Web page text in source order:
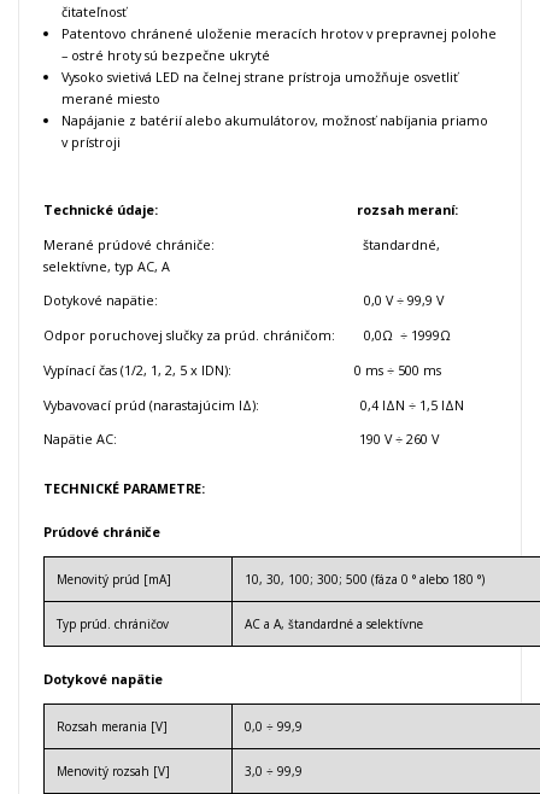
čitateľnosť
Patentovo chránené uloženie meracích hrotov v prepravnej polohe
– ostré hroty sú bezpečne ukryté
Vysoko svietivá LED na čelnej strane prístroja umožňuje osvetliť
merané miesto
Napájanie z batérií alebo akumulátorov, možnosť nabíjania priamo
v prístroji
Technické údaje: rozsah meraní:
Merané prúdové chrániče: štandardné,
selektívne, typ AC, A
Dotykové napätie: 0,0 V ÷ 99,9 V
Odpor poruchovej slučky za prúd. chráničom: 0,0Ω ÷ 1999Ω
Vypínací čas (1/2, 1, 2, 5 x IDN): 0 ms ÷ 500 ms
Vybavovací prúd (narastajúcim IΔ): 0,4 IΔN ÷ 1,5 IΔN
Napätie AC: 190 V ÷ 260 V
TECHNICKÉ PARAMETRE:
Prúdové chrániče
Menovitý prúd [mA] 10, 30, 100; 300; 500 (fáza 0 ° alebo 180 °)
Typ prúd. chráničov AC a A, štandardné a selektívne
Dotykové napätie
Rozsah merania [V] 0,0 ÷ 99,9
Menovitý rozsah [V] 3,0 ÷ 99,9